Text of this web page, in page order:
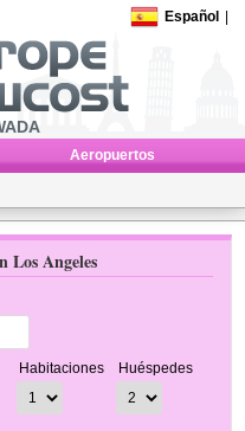
Español
Aeropuertos
Los Angeles
Habitaciones Huéspedes